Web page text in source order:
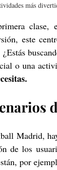
más
este
¿Estás
Madrid,
de los
por